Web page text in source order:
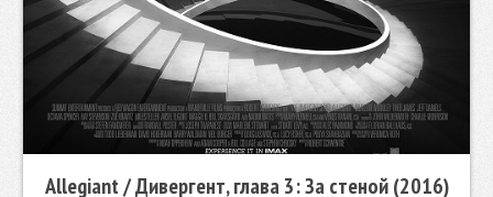
Allegiant / Дивергент, глава 3: За стеной (2016)